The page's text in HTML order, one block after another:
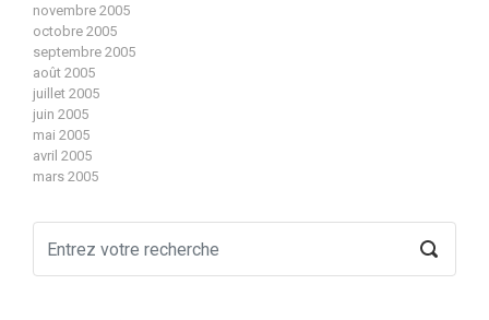
novembre 2005
octobre 2005
septembre 2005
août 2005
juillet 2005
juin 2005
mai 2005
avril 2005
mars 2005